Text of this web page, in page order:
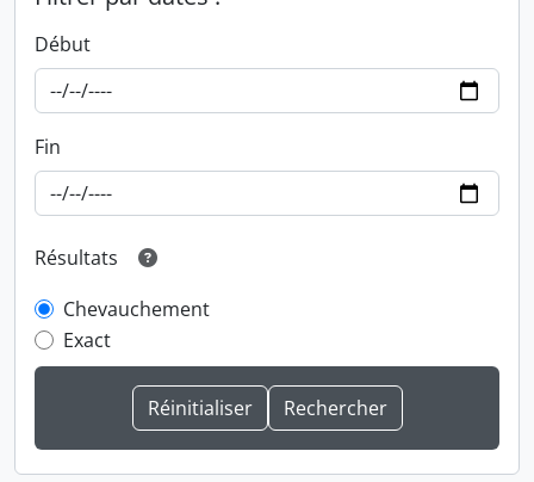
Début
Fin
Résultats
Chevauchement
Exact